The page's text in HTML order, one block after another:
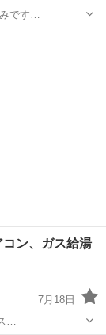
です…
ン、ガス給湯
7月18日
…